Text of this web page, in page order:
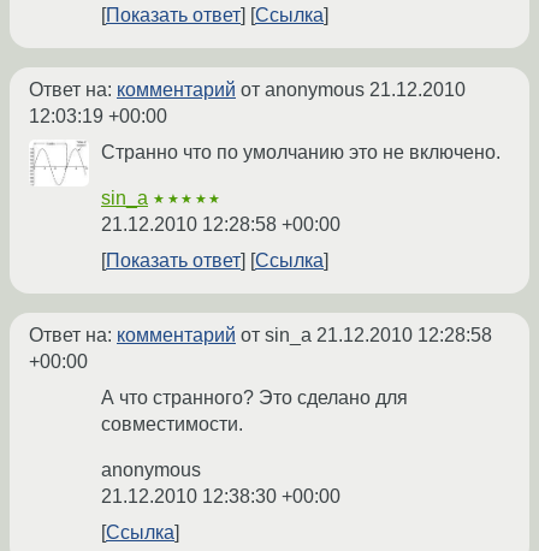
Показать ответ
Ссылка
Ответ на: комментарий от anonymous 21.12.2010
12:03:19 +00:00
Странно что по умолчанию это не включено.
sin_a ★★★★★
21.12.2010 12:28:58 +00:00
Показать ответ
Ссылка
Ответ на: комментарий от sin_a 21.12.2010 12:28:58
+00:00
А что странного? Это сделано для
совместимости.
anonymous
21.12.2010 12:38:30 +00:00
Ссылка